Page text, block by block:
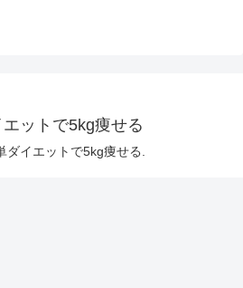
ットで5kg痩せる
イエットで5kg痩せる.